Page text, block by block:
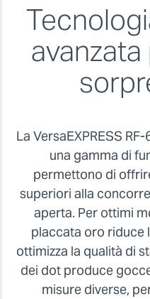
La VersaEXPRESS
una gamma di
permettono di
superiori alla
aperta. Per ottimi
placcata oro riduce
ottimizza la qualità di
dei dot produce
misure diverse,